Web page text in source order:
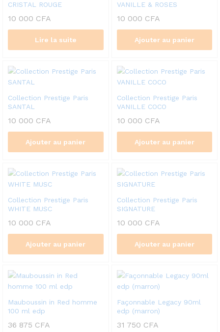
CRISTAL ROUGE
10 000 CFA
Lire la suite
VANILLE & ROSES
10 000 CFA
Ajouter au panier
Collection Prestige Paris
SANTAL
10 000 CFA
Ajouter au panier
Collection Prestige Paris
VANILLE COCO
10 000 CFA
Ajouter au panier
Collection Prestige Paris
WHITE MUSC
10 000 CFA
Ajouter au panier
Collection Prestige Paris
SIGNATURE
10 000 CFA
Ajouter au panier
Mauboussin in Red homme
100 ml edp
36 875 CFA
Façonnable Legacy 90ml
edp (marron)
31 750 CFA